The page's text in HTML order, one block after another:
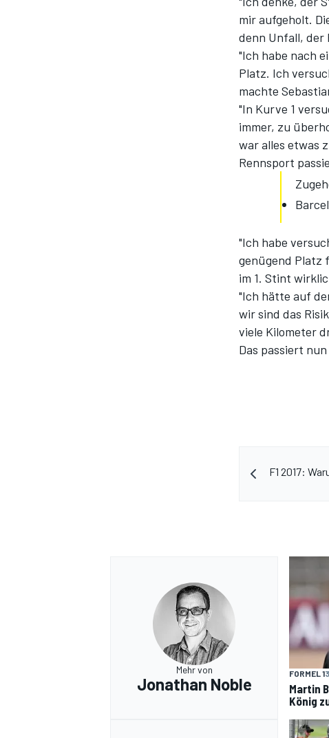
mir aufgeholt.
denn Unfall, der
"Ich habe nach
Platz. Ich
machte
"In Kurve 1
immer, zu
war alles etwas
Rennsport
"Ich habe
genügend Platz
im 1. Stint
"Ich hätte auf
wir sind das
viele Kilometer
Das passiert nun
F1 2017:
Mehr von
Jonathan Noble
FORMEL 1
Martin
König